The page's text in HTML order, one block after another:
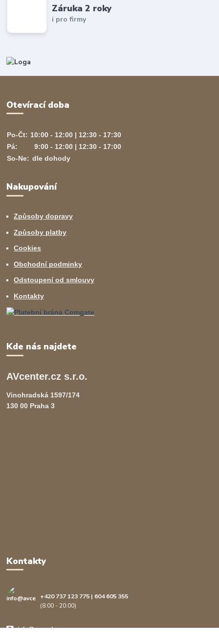
Záruka 2 roky
i pro firmy
Otevírací doba
Po-Čt: 10:00 - 12:00 | 12:30 - 17:30
Pá:
9:00 - 12:00 | 12:30 - 17:00
So-Ne: dle dohody
Nakupování
Způsoby dopravy
Způsoby platby
Cookies
Obchodní podminky
Odstoupení od smlouvy
Kontakty
Kde nás najdete
AVcenter.cz s.r.o.
Vinohradská 1597/174
130 00 Praha 3
Kontakty
+420 737 123 775 | 604 605 355
(8:00 - 20:00)
info@avcenter.cz